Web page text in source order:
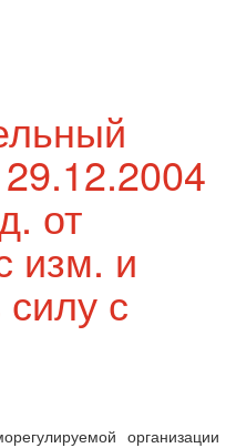
от
изм. и
с
организации